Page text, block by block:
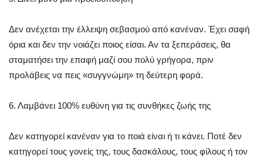
Δεν ανέχεται την έλλειψη σεβασμού από κανέναν. Έχει σαφή
όρια και δεν την νοιάζει ποιος είσαι. Αν τα ξεπεράσεις, θα
σταματήσει την επαφή μαζί σου πολύ γρήγορα, πριν
προλάβεις να πεις «συγγνώμη» τη δεύτερη φορά.
6. Λαμβάνει 100% ευθύνη για τις συνθήκες ζωής της
Δεν κατηγορεί κανέναν για το ποιά είναι ή τι κάνει. Ποτέ δεν
κατηγορεί τους γονείς της, τους δασκάλους, τους φίλους ή τον